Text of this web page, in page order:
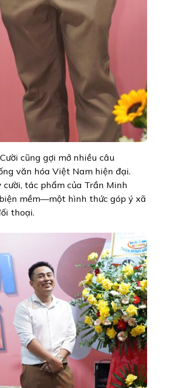
cũng gợi mở nhiều câu
văn hóa Việt Nam hiện đại.
tác phẩm của Trần Minh
mềm—một hình thức góp ý xã
thoại.